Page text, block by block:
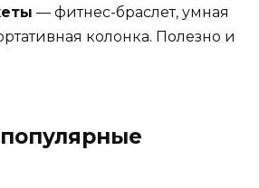
— фитнес-браслет, умная
колонка. Полезно и